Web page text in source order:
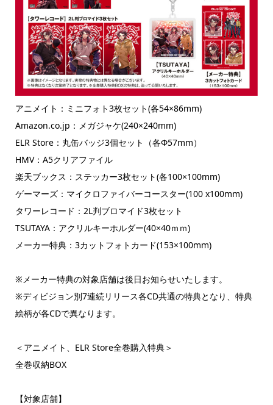
アニメイト：ミニフォト3枚セット(各54×86mm)
Amazon.co.jp：メガジャケ(240×240mm)
ELR Store：丸缶バッジ3個セット（各Φ57mm）
HMV：A5クリアファイル
楽天ブックス：ステッカー3枚セット(各100×100mm)
ゲーマーズ：マイクロファイバーコースター(100 x100mm)
タワーレコード：2L判ブロマイド3枚セット
TSUTAYA：アクリルキーホルダー(40×40ｍｍ)
メーカー特典：3カットフォトカード(153×100mm)
※メーカー特典の対象店舗は後日お知らせいたします。
※ディビジョン別7連続リリース各CD共通の特典となり、特典
絵柄が各CDで異なります。
＜アニメイト、ELR Store全巻購入特典＞
全巻収納BOX
【対象店舗】